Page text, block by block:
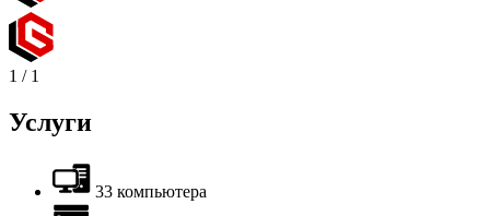
1 / 1
Услуги
33 компьютера